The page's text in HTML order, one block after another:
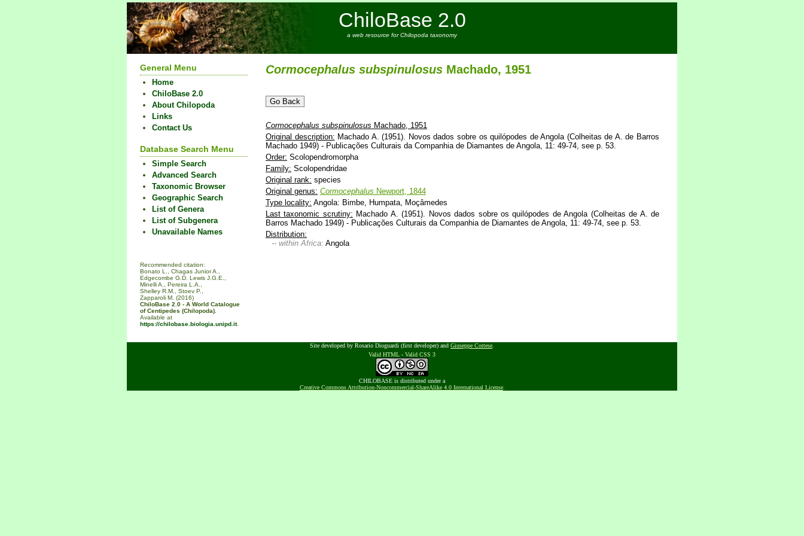
ChiloBase 2.0
a web resource for Chilopoda taxonomy
General Menu
Home
ChiloBase 2.0
About Chilopoda
Links
Contact Us
Database Search Menu
Simple Search
Advanced Search
Taxonomic Browser
Geographic Search
List of Genera
List of Subgenera
Unavailable Names
Recommended citation:
Bonato L., Chagas Junior A.,
Edgecombe G.D. Lewis J.G.E.,
Minelli A., Pereira L.A.,
Shelley R.M., Stoev P.,
Zapparoli M. (2016)
ChiloBase 2.0 - A World Catalogue
of Centipedes (Chilopoda).
Available at
https://chilobase.biologia.unipd.it.
Cormocephalus subspinulosus Machado, 1951
Cormocephalus subspinulosus Machado, 1951
Original description: Machado A. (1951). Novos dados sobre os quilópodes de Angola (Colheitas de A. de Barros
Machado 1949) - Publicações Culturais da Companhia de Diamantes de Angola, 11: 49-74, see p. 53.
Order: Scolopendromorpha
Family: Scolopendridae
Original rank: species
Original genus: Cormocephalus Newport, 1844
Type locality: Angola: Bimbe, Humpata, Moçâmedes
Last taxonomic scrutiny: Machado A. (1951). Novos dados sobre os quilópodes de Angola (Colheitas de A. de
Barros Machado 1949) - Publicações Culturais da Companhia de Diamantes de Angola, 11: 49-74, see p. 53.
Distribution:
-- within Africa: Angola
Site developed by Rosario Dioguardi (first developer) and Giuseppe Cortese
Valid HTML - Valid CSS 3
CHILOBASE is distributed under a
Creative Commons Attribution-Noncommercial-ShareAlike 4.0 International License.